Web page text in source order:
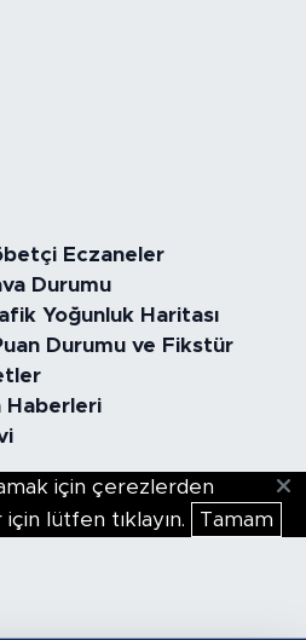
Eczaneler
Durumu
Yoğunluk Haritası
Durumu ve Fikstür
Haberleri
için çerezlerden
lütfen tıklayın.
Tamam